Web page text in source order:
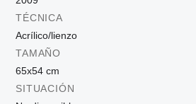
TÉCNICA
Acrílico/lienzo
TAMAÑO
65x54 cm
SITUACIÓN